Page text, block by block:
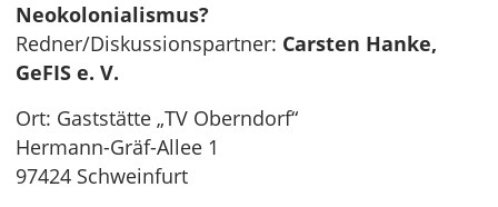
Neokolonialismus?
Redner/Diskussionspartner: Carsten Hanke,
GeFIS e. V.
Ort: Gaststätte „TV Oberndorf“
Hermann-Gräf-Allee 1
97424 Schweinfurt